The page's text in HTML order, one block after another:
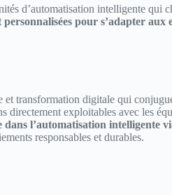
d’automatisation intelligente
pour s’adapter
transformation digitale qui
exploitables avec les
l’automatisation intelligente
responsables et durables.​